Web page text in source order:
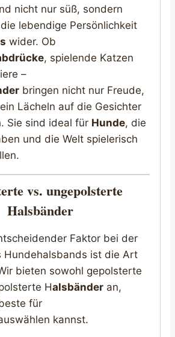
nicht nur süß, sondern
lebendige Persönlichkeit
wider. Ob
, spielende Katzen
–
bringen nicht nur Freude,
Lächeln auf die Gesichter
Sie sind ideal für Hunde, die
und die Welt spielerisch
vs. ungepolsterte
Halsbänder
Faktor bei der
Hundehalsbands ist die Art
bieten sowohl gepolsterte
Halsbänder an,
für
kannst.